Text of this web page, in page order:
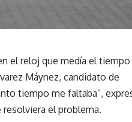
el reloj que medía el tiempo
Máynez, candidato de
tiempo me faltaba”,
el problema.